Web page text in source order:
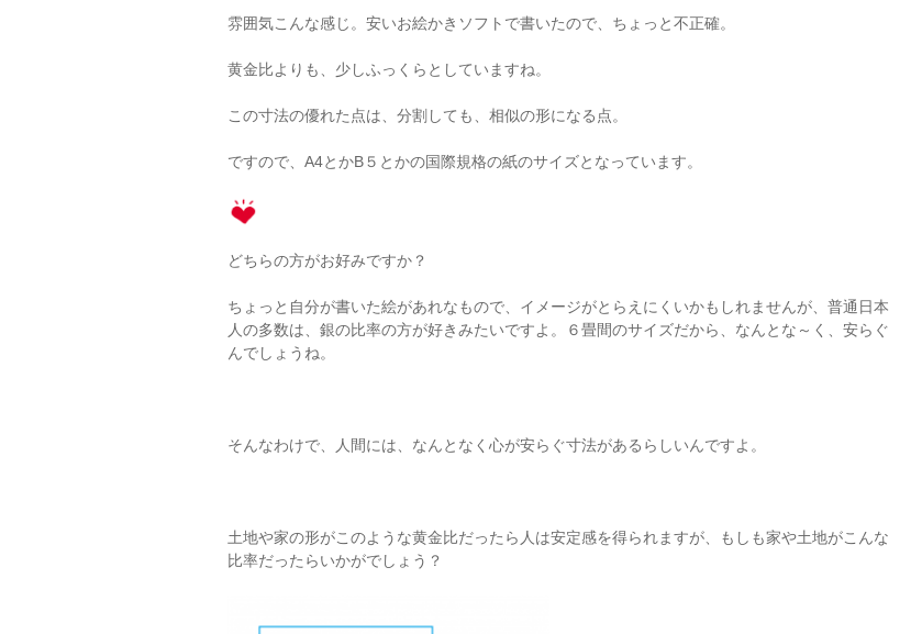
雰囲気こんな感じ。安いお絵かきソフトで書いたので、ちょっと不正確。
黄金比よりも、少しふっくらとしていますね。
この寸法の優れた点は、分割しても、相似の形になる点。
ですので、A4とかB５とかの国際規格の紙のサイズとなっています。
どちらの方がお好みですか？
ちょっと自分が書いた絵があれなもので、イメージがとらえにくいかもしれませんが、普通日本
人の多数は、銀の比率の方が好きみたいですよ。６畳間のサイズだから、なんとな～く、安らぐ
んでしょうね。
そんなわけで、人間には、なんとなく心が安らぐ寸法があるらしいんですよ。
土地や家の形がこのような黄金比だったら人は安定感を得られますが、もしも家や土地がこんな
比率だったらいかがでしょう？